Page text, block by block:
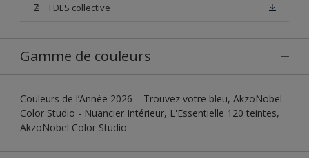
FDES collective
Gamme de couleurs
Couleurs de l’Année 2026 – Trouvez votre bleu, AkzoNobel
Color Studio - Nuancier Intérieur, L'Essentielle 120 teintes,
AkzoNobel Color Studio